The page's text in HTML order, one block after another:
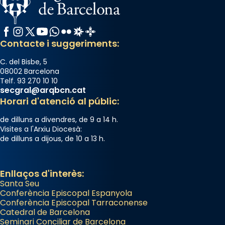
Josep Omella, ha presidit la missa i l’ha
concelebrat el bisbe auxiliar de Barcelona,
Mons. David Abadías.
Photo
View on Facebook
Arquebisbat de Barcelona
2 weeks ago
Memòria de les santes Juliana i
Acompanyant la història de sant Cugat, a
partir de l’Edat Mitjana sorgeix la tradició
que les santes Juliana (“relatiu a Júlia”) i
Semproniana (“relatiu a Semprònia =
eterna”) són deixebles seves. I l’any 1667, el
Facebook
Instagram
X / Twitter
YouTube
WhatsApp
FlickrRadio Estel
Catalunya Cristiana
Contacte i suggeriments:
C. del Bisbe, 5
08002 Barcelona
Telf. 93 270 10 10
secgral@arqbcn.cat
Horari d'atenció al públic:
de dilluns a divendres, de 9 a 14 h.
Visites a l'Arxiu Diocesà:
de dilluns a dijous, de 10 a 13 h.
Enllaços d'interès:
Santa Seu
Conferència Episcopal Espanyola
Conferència Episcopal Tarraconense
Catedral de Barcelona
Seminari Conciliar de Barcelona